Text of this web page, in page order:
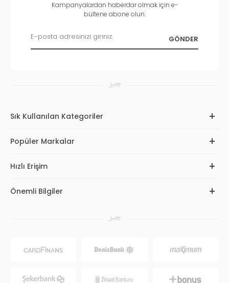
Kampanyalardan haberdar olmak için e-
bültene abone olun.
Sık Kullanılan Kategoriler
Popüler Markalar
Hızlı Erişim
Önemli Bilgiler